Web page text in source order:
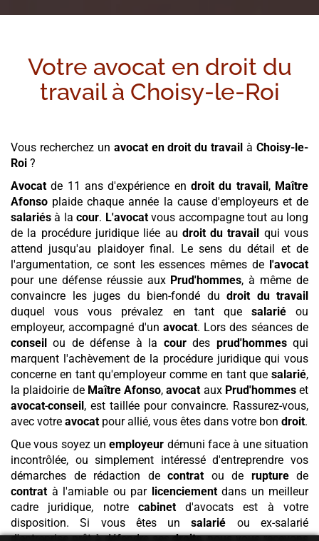
Votre avocat en droit du
travail à Choisy-le-Roi
Vous recherchez un avocat en droit du travailàChoisy-le-
Roi ?
Avocat de 11 ans d'expérience en droit du travail , Maître
Afonso plaide chaque année la cause d'employeurs et de
salariés à lacour. L'avocatvous accompagne tout au long
de la procédure juridique liée au droit du travail qui vous
attend jusqu'au plaidoyer final. Le sens du détail et de
l'argumentation, ce sont les essences mêmes de l'avocat
pour une défense réussie aux Prud'hommes, à même de
convaincre les juges du bien-fondé du droit du travail
duquel vous vous prévalez en tant que salarié ou
employeur, accompagné d'un avocat. Lors des séances de
conseil
ou de défense à la courdes prud'hommesqui
marquent l'achèvement de la procédure juridique qui vous
concerne en tant qu'employeur comme en tant que salarié,
la plaidoirie de Maître Afonso,avocat aux Prud'hommeset
avocat-conseil , est taillée pour convaincre. Rassurez-vous,
avec votre avocat pour allié, vous êtes dans votre bon droit.
Que vous soyez unemployeur démuni face à une situation
incontrôlée, ou simplement intéressé d'entreprendre vos
démarches de rédaction de contrat ou de rupturede
contrat à l'amiable ou par licenciementdans un meilleur
cadre juridique, notre cabinetd'avocats est à votre
disposition. Si vous êtes unsalarié ou ex-salarié